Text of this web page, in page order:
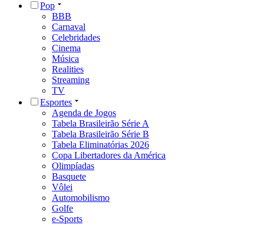
Pop
BBB
Carnaval
Celebridades
Cinema
Música
Realities
Streaming
TV
Esportes
Agenda de Jogos
Tabela Brasileirão Série A
Tabela Brasileirão Série B
Tabela Eliminatórias 2026
Copa Libertadores da América
Olimpíadas
Basquete
Vôlei
Automobilismo
Golfe
e-Sports